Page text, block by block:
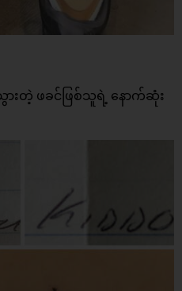
ဖခင်ဖြစ်သူရဲ့ နောက်ဆုံး